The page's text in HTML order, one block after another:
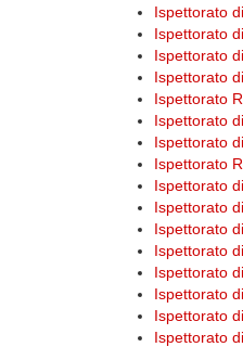
Ispettorato
Ispettorato
Ispettorato
Ispettorato
Ispettorato
Ispettorato
Ispettorato
Ispettorato
Ispettorato
Ispettorato
Ispettorato
Ispettorato
Ispettorato
Ispettorato
Ispettorato
Ispettorato